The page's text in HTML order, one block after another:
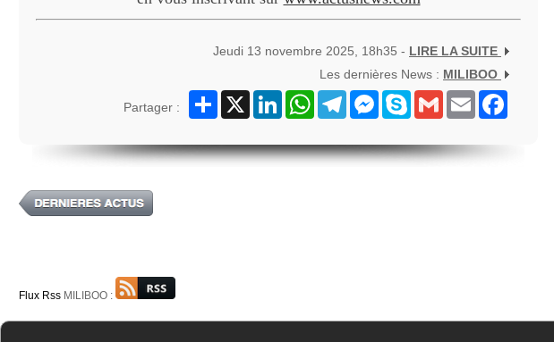
Jeudi 13 novembre 2025, 18h35 - LIRE LA SUITE
Les dernières News : MILIBOO
Partager :
Partager
X LinkedInWhatsAppTelegramMessenger
Skype Gmail Email
Flux Rss MILIBOO :